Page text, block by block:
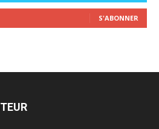
S'ABONNER